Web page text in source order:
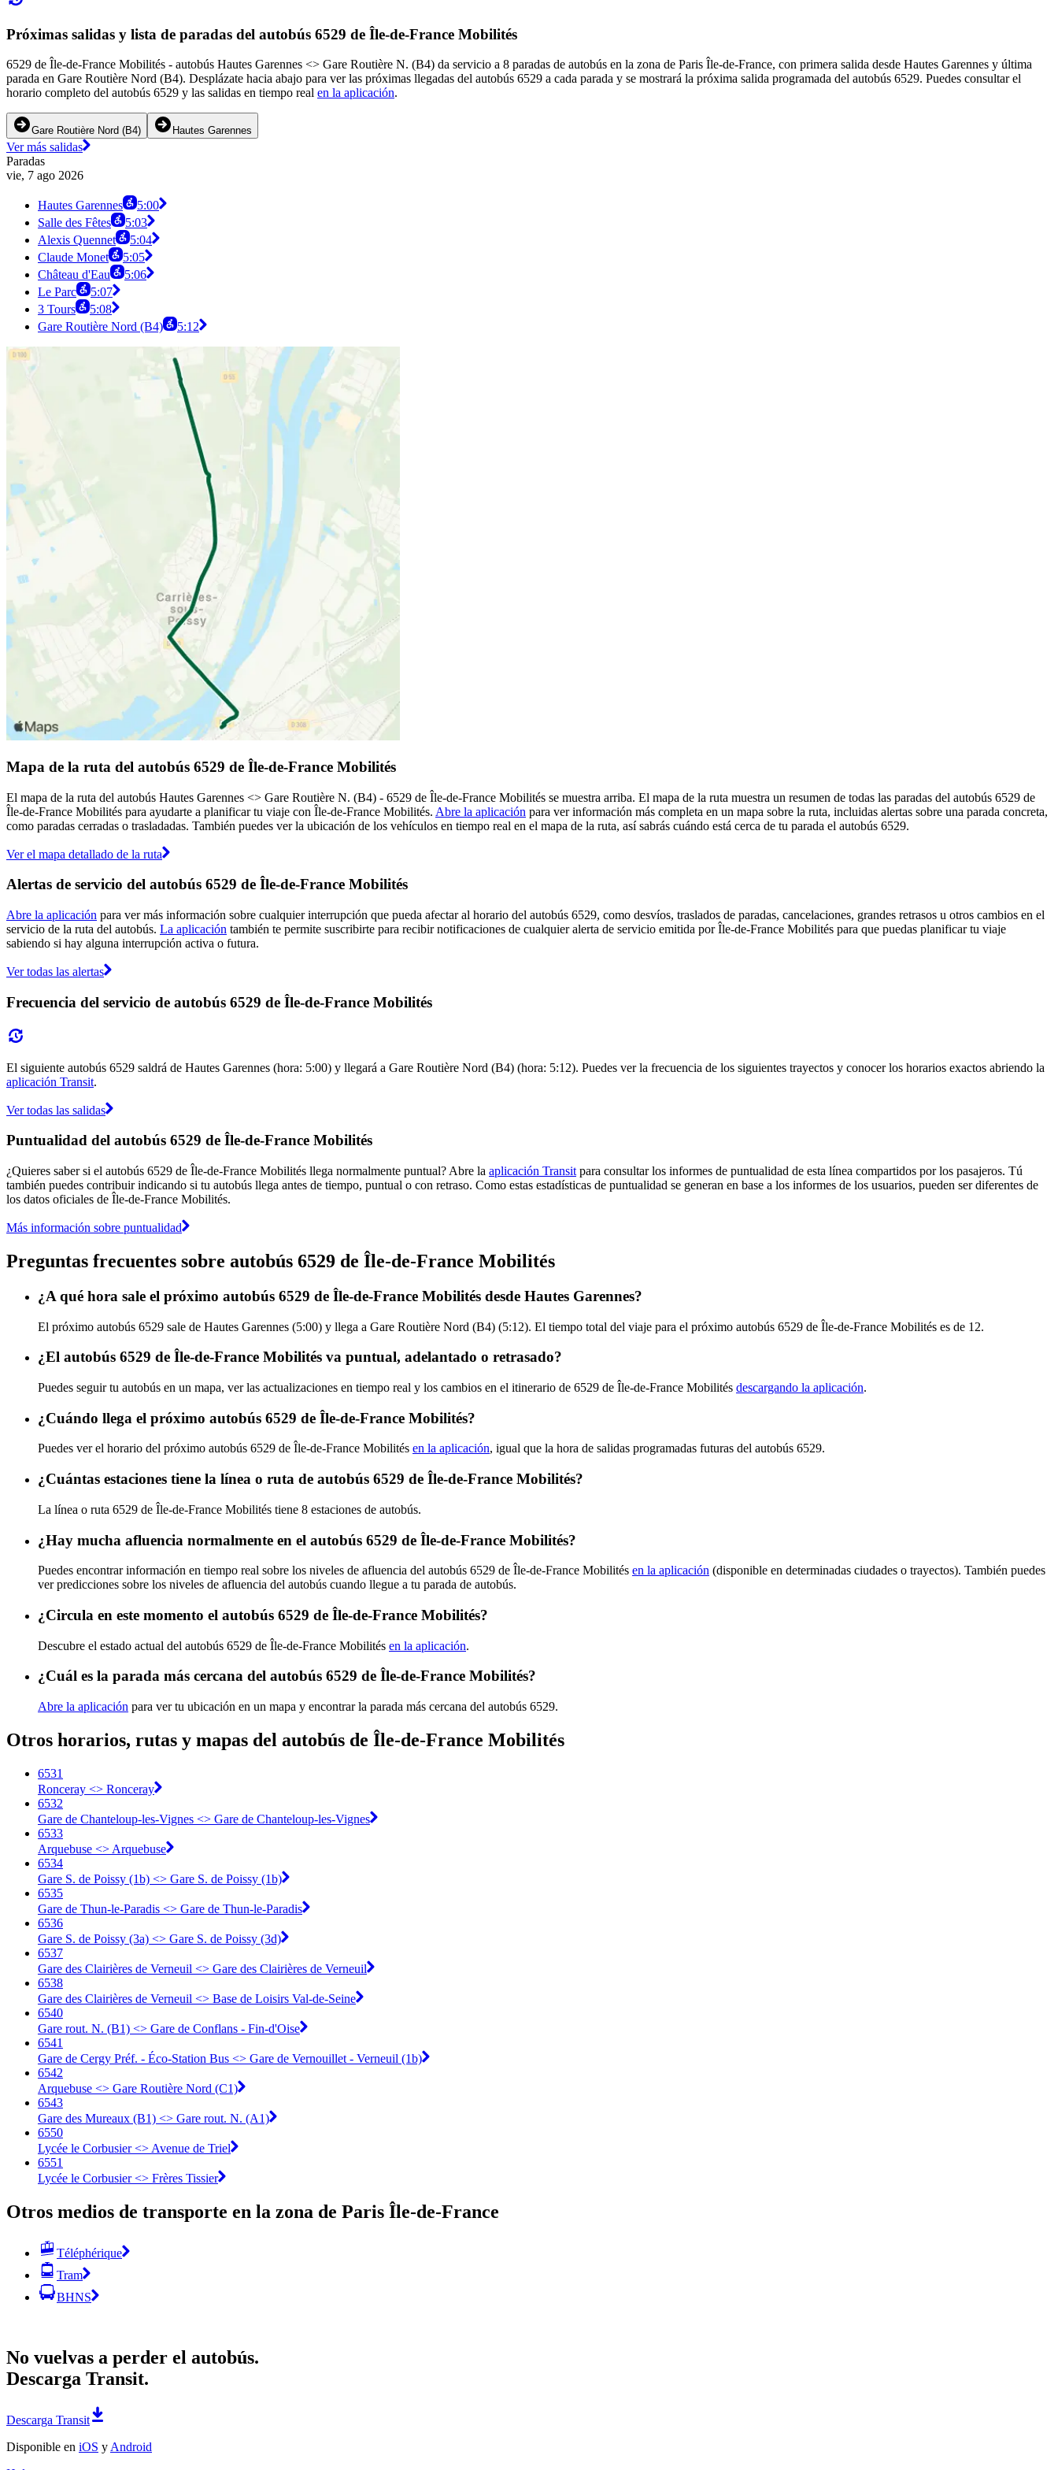
Próximas salidas y lista de paradas del autobús 6529 de Île-de-France Mobilités
6529 de Île-de-France Mobilités - autobús Hautes Garennes <> Gare Routière N. (B4) da servicio a 8 paradas de autobús en la zona de Paris Île-de-France, con primera salida desde Hautes Garennes y última
parada en Gare Routière Nord (B4). Desplázate hacia abajo para ver las próximas llegadas del autobús 6529 a cada parada y se mostrará la próxima salida programada del autobús 6529. Puedes consultar el
horario completo del autobús 6529 y las salidas en tiempo real en la aplicación.
Gare Routière Nord (B4) Hautes Garennes
Ver más salidas
Paradas
vie, 7 ago 2026
Hautes Garennes
5:00
Salle des Fêtes
5:03
Alexis Quennet
5:04
Claude Monet
5:05
Château d'Eau
5:06
Le Parc
5:07
3 Tours
5:08
Gare Routière Nord (B4)
5:12
Mapa de la ruta del autobús 6529 de Île-de-France Mobilités
El mapa de la ruta del autobús Hautes Garennes <> Gare Routière N. (B4) - 6529 de Île-de-France Mobilités se muestra arriba. El mapa de la ruta muestra un resumen de todas las paradas del autobús 6529 de
Île-de-France Mobilités para ayudarte a planificar tu viaje con Île-de-France Mobilités. Abre la aplicación para ver información más completa en un mapa sobre la ruta, incluidas alertas sobre una parada concreta,
como paradas cerradas o trasladadas. También puedes ver la ubicación de los vehículos en tiempo real en el mapa de la ruta, así sabrás cuándo está cerca de tu parada el autobús 6529.
Ver el mapa detallado de la ruta
Alertas de servicio del autobús 6529 de Île-de-France Mobilités
Abre la aplicación para ver más información sobre cualquier interrupción que pueda afectar al horario del autobús 6529, como desvíos, traslados de paradas, cancelaciones, grandes retrasos u otros cambios en el
servicio de la ruta del autobús. La aplicación también te permite suscribirte para recibir notificaciones de cualquier alerta de servicio emitida por Île-de-France Mobilités para que puedas planificar tu viaje
sabiendo si hay alguna interrupción activa o futura.
Ver todas las alertas
Frecuencia del servicio de autobús 6529 de Île-de-France Mobilités
El siguiente autobús 6529 saldrá de Hautes Garennes (hora: 5:00) y llegará a Gare Routière Nord (B4) (hora: 5:12). Puedes ver la frecuencia de los siguientes trayectos y conocer los horarios exactos abriendo la
aplicación Transit.
Ver todas las salidas
Puntualidad del autobús 6529 de Île-de-France Mobilités
¿Quieres saber si el autobús 6529 de Île-de-France Mobilités llega normalmente puntual? Abre la aplicación Transit para consultar los informes de puntualidad de esta línea compartidos por los pasajeros. Tú
también puedes contribuir indicando si tu autobús llega antes de tiempo, puntual o con retraso. Como estas estadísticas de puntualidad se generan en base a los informes de los usuarios, pueden ser diferentes de
los datos oficiales de Île-de-France Mobilités.
Más información sobre puntualidad
Preguntas frecuentes sobre autobús 6529 de Île-de-France Mobilités
¿A qué hora sale el próximo autobús 6529 de Île-de-France Mobilités desde Hautes Garennes?
El próximo autobús 6529 sale de Hautes Garennes (5:00) y llega a Gare Routière Nord (B4) (5:12). El tiempo total del viaje para el próximo autobús 6529 de Île-de-France Mobilités es de 12.
¿El autobús 6529 de Île-de-France Mobilités va puntual, adelantado o retrasado?
Puedes seguir tu autobús en un mapa, ver las actualizaciones en tiempo real y los cambios en el itinerario de 6529 de Île-de-France Mobilités descargando la aplicación.
¿Cuándo llega el próximo autobús 6529 de Île-de-France Mobilités?
Puedes ver el horario del próximo autobús 6529 de Île-de-France Mobilités en la aplicación, igual que la hora de salidas programadas futuras del autobús 6529.
¿Cuántas estaciones tiene la línea o ruta de autobús 6529 de Île-de-France Mobilités?
La línea o ruta 6529 de Île-de-France Mobilités tiene 8 estaciones de autobús.
¿Hay mucha afluencia normalmente en el autobús 6529 de Île-de-France Mobilités?
Puedes encontrar información en tiempo real sobre los niveles de afluencia del autobús 6529 de Île-de-France Mobilités en la aplicación (disponible en determinadas ciudades o trayectos). También puedes
ver predicciones sobre los niveles de afluencia del autobús cuando llegue a tu parada de autobús.
¿Circula en este momento el autobús 6529 de Île-de-France Mobilités?
Descubre el estado actual del autobús 6529 de Île-de-France Mobilités en la aplicación.
¿Cuál es la parada más cercana del autobús 6529 de Île-de-France Mobilités?
Abre la aplicación para ver tu ubicación en un mapa y encontrar la parada más cercana del autobús 6529.
Otros horarios, rutas y mapas del autobús de Île-de-France Mobilités
6531
Ronceray <> Ronceray
6532
Gare de Chanteloup-les-Vignes <> Gare de Chanteloup-les-Vignes
6533
Arquebuse <> Arquebuse
6534
Gare S. de Poissy (1b) <> Gare S. de Poissy (1b)
6535
Gare de Thun-le-Paradis <> Gare de Thun-le-Paradis
6536
Gare S. de Poissy (3a) <> Gare S. de Poissy (3d)
6537
Gare des Clairières de Verneuil <> Gare des Clairières de Verneuil
6538
Gare des Clairières de Verneuil <> Base de Loisirs Val-de-Seine
6540
Gare rout. N. (B1) <> Gare de Conflans - Fin-d'Oise
6541
Gare de Cergy Préf. - Éco-Station Bus <> Gare de Vernouillet - Verneuil (1b)
6542
Arquebuse <> Gare Routière Nord (C1)
6543
Gare des Mureaux (B1) <> Gare rout. N. (A1)
6550
Lycée le Corbusier <> Avenue de Triel
6551
Lycée le Corbusier <> Frères Tissier
Otros medios de transporte en la zona de Paris Île-de-France
Téléphérique
Tram
BHNS
No vuelvas a perder el autobús.
Descarga Transit.
Descarga Transit
Disponible en iOS y Android